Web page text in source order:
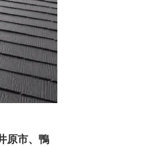
原市、鴨